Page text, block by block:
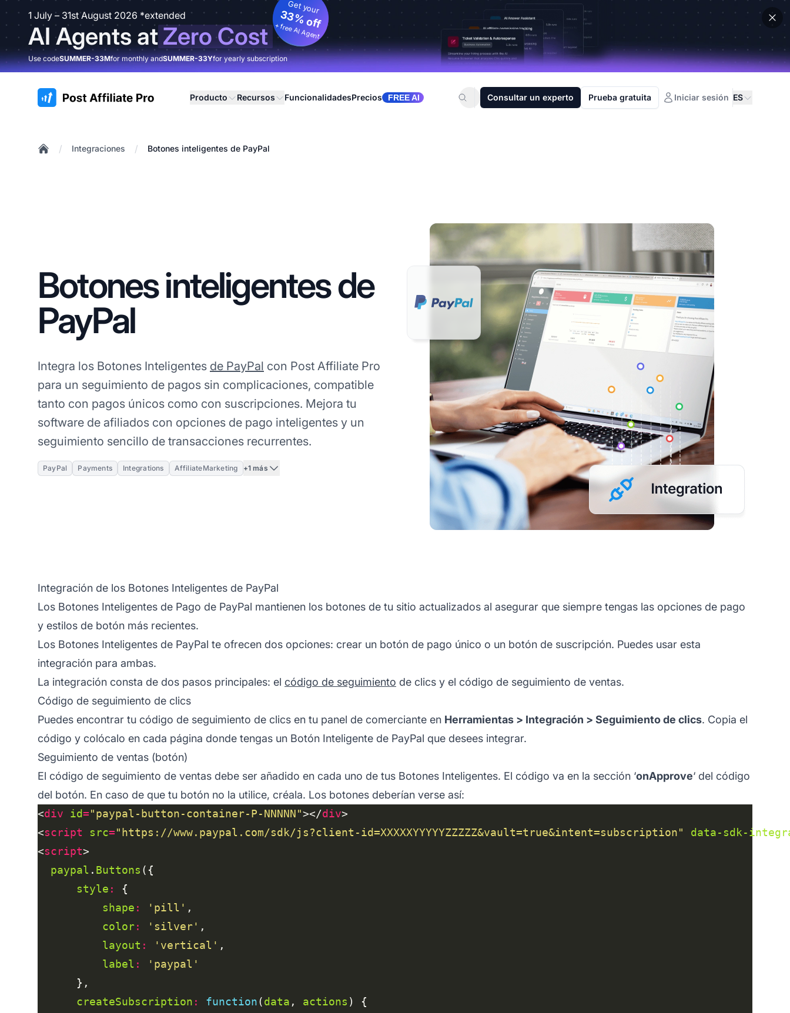
1 July – 31st August 2026 *extended
AI Agents atZero Cost
Get your
33% off
+ free AI Agent
Use codeSUMMER-33Mfor monthly andSUMMER-33Yfor yearly subscription
:site.title Producto Recursos FuncionalidadesPrecios FREE AI Consultar un experto Prueba gratuita Iniciar sesión ES
/ Integraciones / Botones inteligentes de PayPal
Botones inteligentes de
PayPal
Integra los Botones Inteligentes de PayPal con Post Affiliate Pro
para un seguimiento de pagos sin complicaciones, compatible
tanto con pagos únicos como con suscripciones. Mejora tu
software de afiliados con opciones de pago inteligentes y un
seguimiento sencillo de transacciones recurrentes.
PayPal Payments Integrations AffiliateMarketing +1 más
Integración de los Botones Inteligentes de PayPal
Los Botones Inteligentes de Pago de PayPal mantienen los botones de tu sitio actualizados al asegurar que siempre tengas las opciones de pago
y estilos de botón más recientes.
Los Botones Inteligentes de PayPal te ofrecen dos opciones: crear un botón de pago único o un botón de suscripción. Puedes usar esta
integración para ambas.
La integración consta de dos pasos principales: el código de seguimiento de clics y el código de seguimiento de ventas.
Código de seguimiento de clics
Puedes encontrar tu código de seguimiento de clics en tu panel de comerciante en Herramientas > Integración > Seguimiento de clics. Copia el
código y colócalo en cada página donde tengas un Botón Inteligente de PayPal que desees integrar.
Seguimiento de ventas (botón)
El código de seguimiento de ventas debe ser añadido en cada uno de tus Botones Inteligentes. El código va en la sección ‘onApprove‘ del código
del botón. En caso de que tu botón no la utilice, créala. Los botones deberían verse así:
<div id="paypal-button-container-P-NNNNN"></div
<script src="https://www.paypal.com/sdk/js?client-id=XXXXXYYYYYZZZZZ&vault=true&intent=subscription"
data-sdk-
<script
paypal . Buttons
style :
shape : 'pill'
color: 'silver'
layout : 'vertical'
label :
'paypal'
createSubscription : function(data , actions